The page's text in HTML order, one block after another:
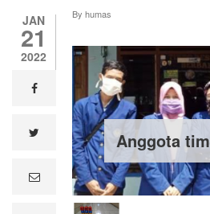
JAN
21
2022
facebook
e
By humas
Anggota tim